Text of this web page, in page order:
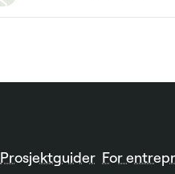
Prosjektguider For